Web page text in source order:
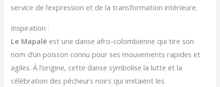
service de l’expression et de la transformation intérieure.
Inspiration :
Le Mapalé est une danse afro-colombienne qui tire son
nom d’un poisson connu pour ses mouvements rapides et
agiles. À l’origine, cette danse symbolise la lutte et la
célébration des pêcheurs noirs qui imitaient les